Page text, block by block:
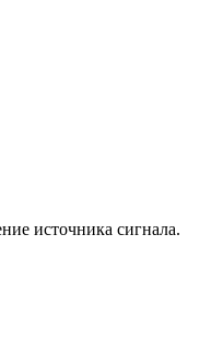
источника сигнала.